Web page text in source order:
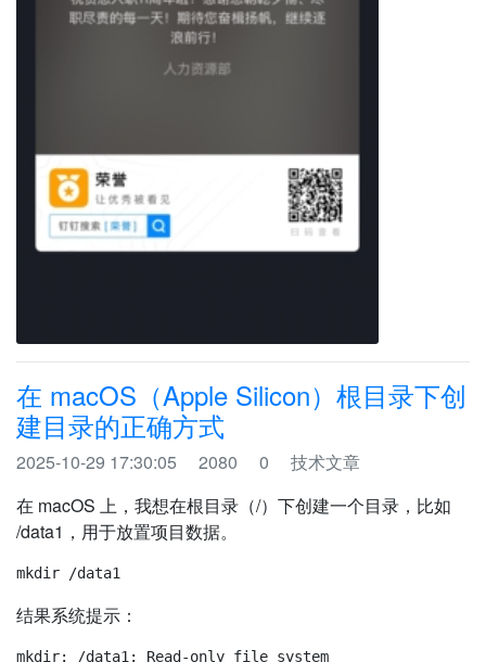
在 macOS（Apple Silicon）根目录下创
建目录的正确方式
2025-10-29 17:30:05 2080 0
技术文章
在 macOS 上，我想在根目录（/）下创建一个目录，比如
/data1，用于放置项目数据。
结果系统提示：